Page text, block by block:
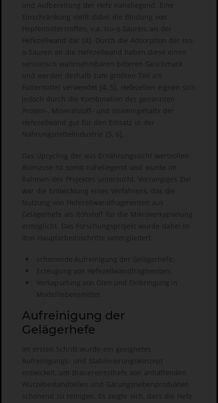
und Aufbereitung der Hefe naheliegend. Eine
Einschränkung stellt dabei die Bindung von
Hopfenbitterstoffen, v.a. Iso-α-Säuren, an der
Hefezellwand dar [4]. Durch die Adsorption der Iso-
α-Säuren an die Hefezellwand haben diese einen
sensorisch wahrnehmbaren bitteren Geschmack
und werden deshalb zum größten Teil als
Futtermittel verwendet [4, 5]. Hefezellen eignen sich
jedoch durch die Kombination des genannten
Protein-, Mineralstoff- und Vitamingehalts der
Hefezellwand gut für den Einsatz in der
Nahrungsmittelindustrie [5, 6].
Das Upcycling der aus Ernährungssicht wertvollen
Biomasse ist somit naheliegend und wurde im
Rahmen des Projektes untersucht. Vorrangiges Ziel
war die Entwicklung eines Verfahrens, das die
Nutzung von Hefezellwandfragmenten aus
Gelägerhefe als Rohstoff für die Mikroverkapselung
ermöglicht. Das Forschungsprojekt wurde dabei in
drei Hauptarbeitsschritte untergliedert:
schonende Aufreinigung der Gelägerhefe;
Erzeugung von Hefezellwandfragmenten;
Verkapselung von Ölen und Einbringung in
Modelllebensmittel.
Aufreinigung der
Gelägerhefe
Im ersten Schritt wurde ein geeignetes
Aufreinigungs- und Stabilisierungskonzept
entwickelt, um Brauereiresthefe von anhaftenden
Würzebestandteilen und Gärungsnebenprodukten
schonend zu reinigen. Es zeigte sich, dass die Hefe